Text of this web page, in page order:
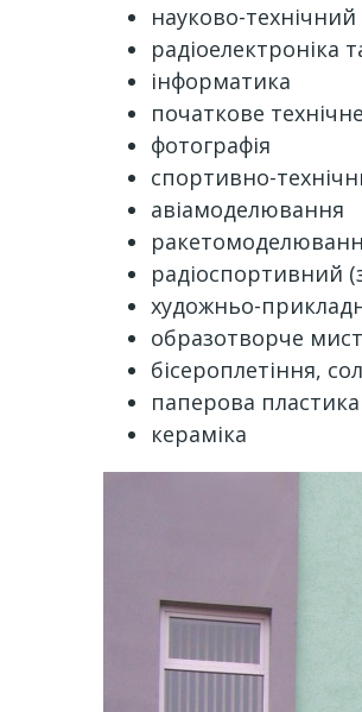
науково-технічний
радіоелектроніка
інформатика
початкове
фотографія
спортивно-
авіамоделювання
радіоспортивний
художньо-
образотворче
бісероплетіння,
паперова пластика
кераміка